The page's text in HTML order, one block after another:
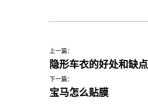
上一篇：
隐形车衣的好处和缺点
下一篇：
宝马怎么贴膜